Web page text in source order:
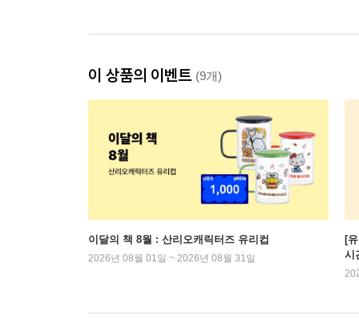
이 상품의 이벤트 (9개)
이달의 책 8월 : 산리오캐릭터즈 유리컵
2026년 08월 01일 ~ 2026년 08월 31일
[
시